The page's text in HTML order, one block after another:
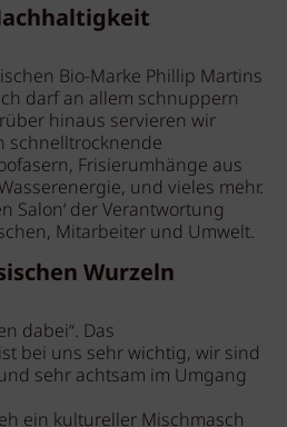
Bio-Marke Phillip Martins
darf an allem schnuppern
hinaus servieren wir
schnelltrocknende
Frisierumhänge aus
und vieles mehr.
Salon‘ der Verantwortung
Mitarbeiter und Umwelt.
Wurzeln
dabei“. Das
bei uns sehr wichtig, wir sind
sehr achtsam im Umgang
ein kultureller Mischmasch